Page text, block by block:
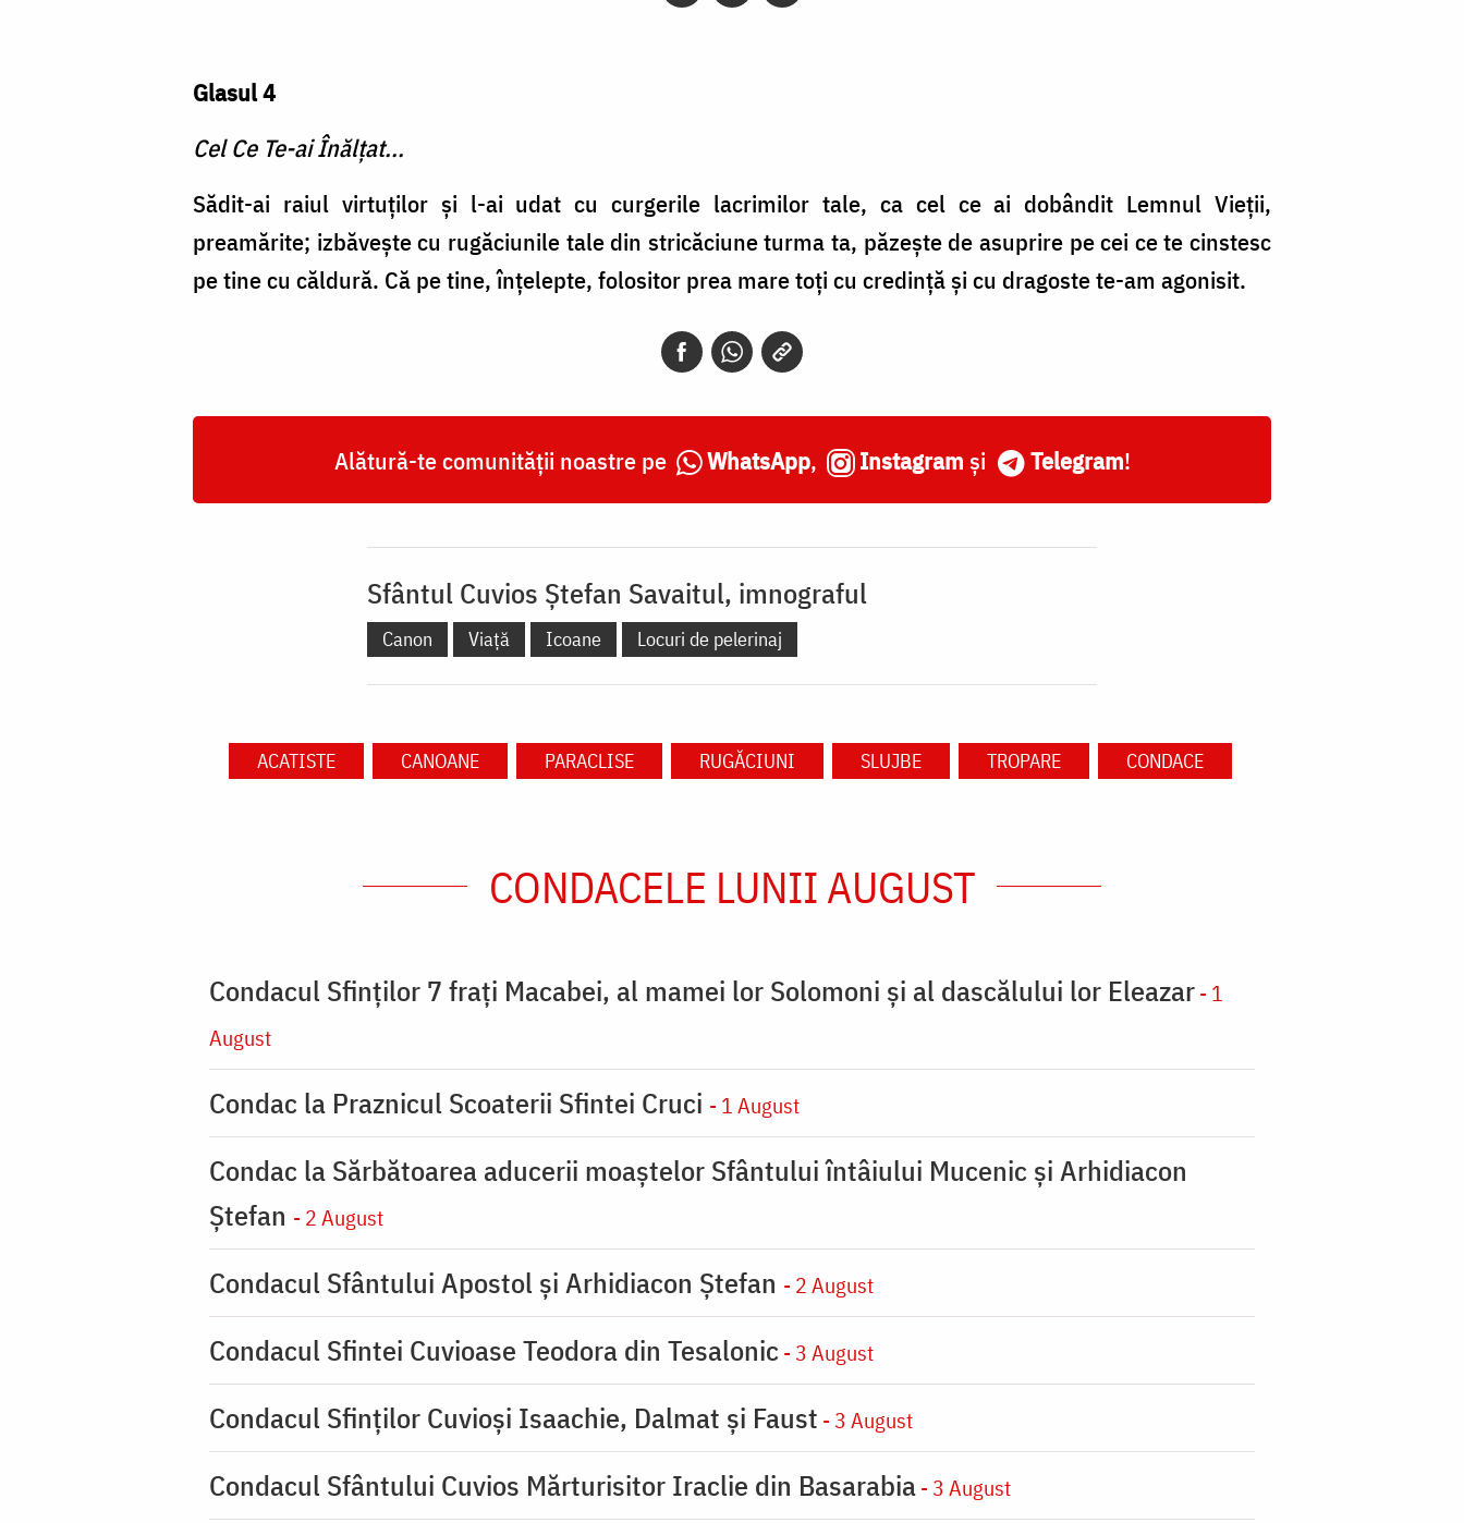
Glasul 4
Cel Ce Te-ai Înălţat...
Sădit-ai raiul virtuţilor şi l-ai udat cu curgerile lacrimilor tale, ca cel ce ai dobândit Lem­nul Vieţii,
preamărite; izbăveşte cu rugăciunile tale din stricăciune turma ta, păzeşte de asuprire pe cei ce te cinstesc
pe tine cu căldură. Că pe tine, înţelepte, folositor prea mare toţi cu credinţă şi cu dragoste te-am agonisit.
Alătură-te comunității noastre pe WhatsApp, Instagram și Telegram!
Sfântul Cuvios Ştefan Savaitul, imnograful
Canon Viață Icoane Locuri de pelerinaj
ACATISTE CANOANE PARACLISE RUGĂCIUNI SLUJBE TROPARE CONDACE
CONDACELE LUNII AUGUST
Condacul Sfinţilor 7 fraţi Macabei, al mamei lor Solomoni şi al dascălului lor Eleazar- 1
August
Condac la Praznicul Scoaterii Sfintei Cruci - 1 August
Condac la Sărbătoarea aducerii moaştelor Sfântului întâiului Mucenic şi Arhidiacon
Ştefan - 2 August
Condacul Sfântului Apostol și Arhidiacon Ștefan - 2 August
Condacul Sfintei Cuvioase Teodora din Tesalonic - 3 August
Condacul Sfinţilor Cuvioşi Isaachie, Dalmat şi Faust - 3 August
Condacul Sfântului Cuvios Mărturisitor Iraclie din Basarabia- 3 August